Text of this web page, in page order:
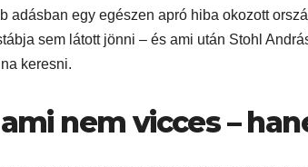
adásban egy egészen apró hiba okozott
sem látott jönni – és ami után Stohl
keresni.
nem vicces –